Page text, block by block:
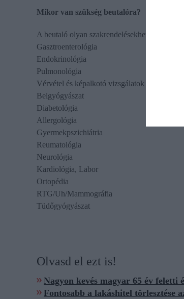
Mikor van szükség beutalóra?
A beutaló olyan szakrendelésekhez
Gasztroenterológia
Endokrinológia
Pulmonológia
Vérvétel és képalkotó vizsgálatok
Belgyógyászat
Diabetológia
Allergológia
Gyermekpszichiátria
Reumatológia
Neurológia
Kardiológia, Labor
Ortopédia
RTG/Uh/Mammográfia
Tüdőgyógyászat
Olvasd el ezt is!
Nagyon kevés magyar 65 év feletti
Fontosabb a lakáshitel törlesztése